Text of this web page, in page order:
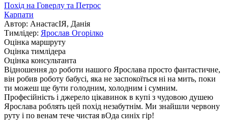
Похід на Говерлу та Петрос
Карпати
Автор: АнастасІЯ, Данія
Тимлідер: Ярослав Огорілко
Оцінка маршруту
Оцінка тимлідера
Оцінка консультанта
Відношення до роботи нашого Ярослава просто фантастичне,
він робив роботу бабусі, яка не заспокоїться ні на мить, поки
ти можеш ще бути голодним, холодним і сумним.
Професійність і джерело цікавинок в купі з чудовою душею
Ярослава роблять цей похід незабутнім. Ми знайшли червону
руту і по венам тече чистая вОда синіх гір!